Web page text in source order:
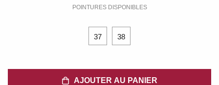
POINTURES DISPONIBLES
37 38
AJOUTER AU PANIER